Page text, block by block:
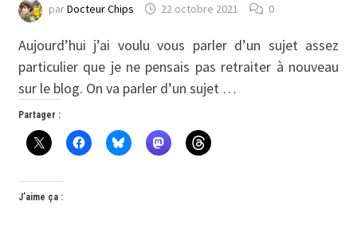
parDocteur Chips 22 octobre 2021 0
Aujourd’hui j’ai voulu vous parler d’un sujet assez
particulier que je ne pensais pas retraiter à nouveau
sur le blog. On va parler d’un sujet …
Partager :
J’aime ça :